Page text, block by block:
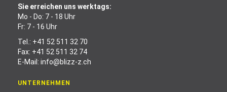
Sie erreichen uns werktags:
Mo - Do: 7 - 18 Uhr
Fr: 7 - 16 Uhr
Tel.: +41 52 511 32 70
Fax: +41 52 511 32 74
E-Mail: info@blizz-z.ch
UNTERNEHMEN